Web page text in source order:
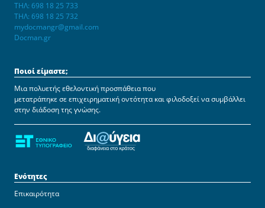
ΤΗΛ: 698 18 25 733
ΤΗΛ: 698 18 25 732
mydocmangr@gmail.com
Docman.gr
Ποιοί είμαστε;
Μια πολυετής εθελοντική προσπάθεια που
μετατράπηκε σε επιχειρηματική οντότητα και φιλοδοξεί να συμβάλλει
στην διάδοση της γνώσης.
Ενότητες
Επικαιρότητα